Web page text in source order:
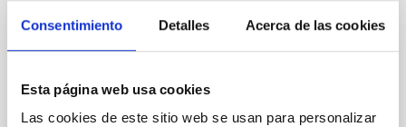
Consentimiento Detalles Acerca de las cookies
Esta página web usa cookies
Las cookies de este sitio web se usan para personalizar
Alarcon, Miguel R. et al.